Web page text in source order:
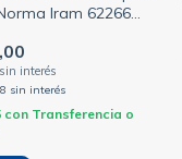
Iram 62266
sin interés
con Transferencia o